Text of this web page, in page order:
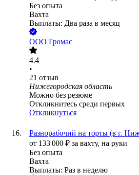
Без опыта
Вахта
Выплаты: Два раза в месяц
ООО Громас
4.4
•
21 отзыв
Нижегородская область
Можно без резюме
Откликнитесь среди первых
Откликнуться
Разнорабочий на торты (в г.
от 133 000 ₽ за вахту, на руки
Без опыта
Вахта
Выплаты: Раз в неделю